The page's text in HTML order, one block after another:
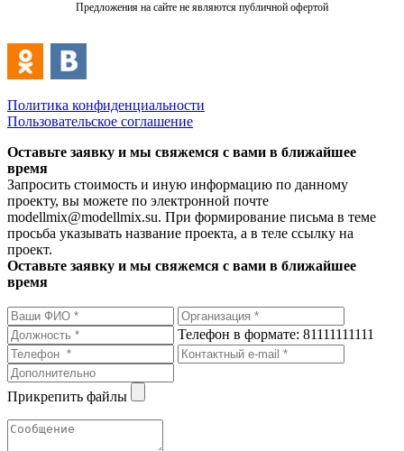
Предложения на сайте не являются публичной офертой
Политика конфиденциальности
Пользовательское соглашение
Оставьте заявку и мы свяжемся с вами в ближайшее
время
Запросить стоимость и иную информацию по данному
проекту, вы можете по электронной почте
modellmix@modellmix.su. При формирование письма в теме
просьба указывать название проекта, а в теле ссылку на
проект.
Оставьте заявку и мы свяжемся с вами в ближайшее
время
Телефон в формате: 81111111111
Прикрепить файлы